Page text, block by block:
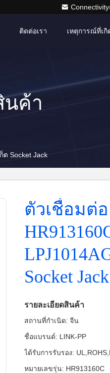
ติดต่อเรา เหตุการณ์ที่เ
นค้า
ต Socket Jack
ตัวเชื่อมต่
Socket Jack
รายละเอียดสินค้า
สถานที่กำเนิด: จีน
ชื่อแบรนด์: LINK-PP
ได้รับการรับรอง:
หมายเลขรุ่น: HR913160C